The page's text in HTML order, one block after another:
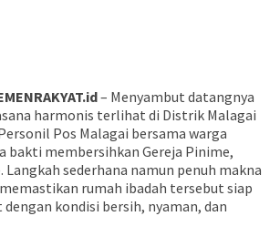
– Menyambut datangnya
harmonis terlihat di Distrik Malagai
Pos Malagai bersama warga
bakti membersihkan Gereja Pinime,
Langkah sederhana namun penuh makna
rumah ibadah tersebut siap
kondisi bersih, nyaman, dan